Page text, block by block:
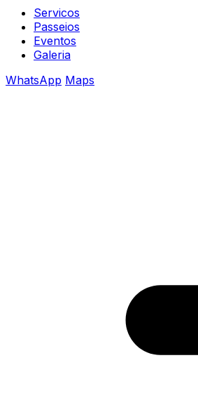
Servicos
Passeios
Eventos
Galeria
WhatsApp Maps